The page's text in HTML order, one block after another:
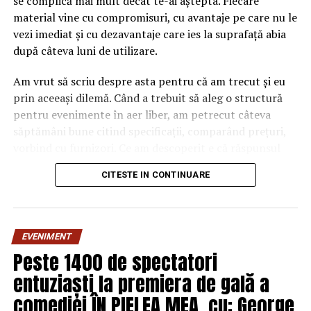
material vine cu compromisuri, cu avantaje pe care nu le
vezi imediat și cu dezavantaje care ies la suprafață abia
după câteva luni de utilizare.
Am vrut să scriu despre asta pentru că am trecut și eu
prin aceeași dilemă. Când a trebuit să aleg o structură
pentru evenimente în aer liber, am petrecut câteva
săptămâni bune citind specificații, comparând prețuri,
„corect” depinde mult de context, de cât de des muți
pavilionul și de ce condiții meteo ai de înfruntat.
materialului mai mult decât
crezi
Multe persoane tratează cadrul metalic al unui pavilion
CITESTE IN CONTINUARE
EVENIMENT
Peste 1400 de spectatori
entuziaști la premiera de gală a
comediei ÎN PIELEA MEA, cu: George